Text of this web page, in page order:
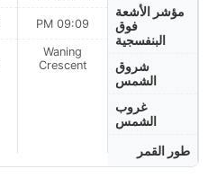
مؤشر الأشعة
فوق
البنفسجية
شروق
الشمس
غروب
الشمس
طور القمر
09:09 PM
Waning
Crescent